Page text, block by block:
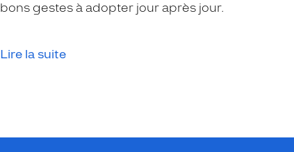
bons gestes à adopter jour après jour.
Lire la suite